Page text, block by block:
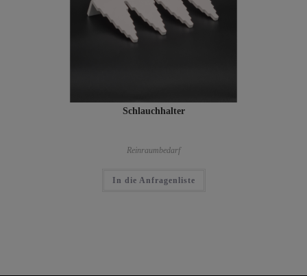
Schlauchhalter
Reinraumbedarf
In die Anfragenliste